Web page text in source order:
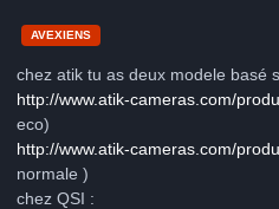
AVEXIENS
chez atik tu as deux modele basé
http://www.atik-cameras.com/
eco)
http://www.atik-cameras.com/
normale )
chez QSI :